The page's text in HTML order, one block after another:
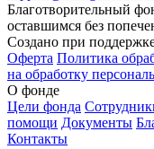
Благотворительный
оставшимся без
Создано при
Оферта Политика
на обработку
О фонде
Цели фонда
помощи Документы
Контакты